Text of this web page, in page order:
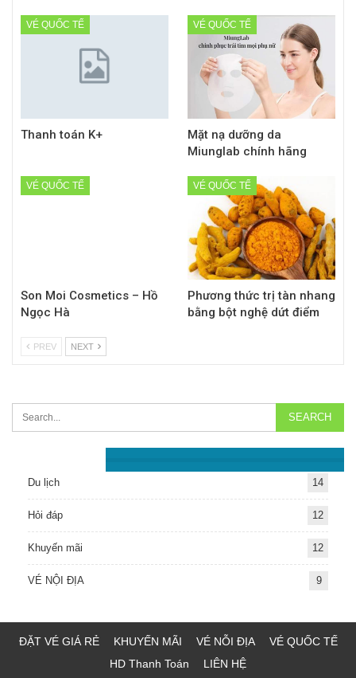
VÉ QUỐC TẾ
Thanh toán K+
VÉ QUỐC TẾ
Mặt nạ dưỡng da
Miunglab chính hãng
VÉ QUỐC TẾ
Son Moi Cosmetics – Hồ
Ngọc Hà
VÉ QUỐC TẾ
Phương thức trị tàn nhang
bằng bột nghệ dứt điểm
PREV NEXT
Du lịch 14
Hỏi đáp 12
Khuyến mãi 12
VÉ NỘI ĐỊA 9
ĐẶT VÉ GIÁ RẺ KHUYẾN MÃI VÉ NỖI ĐỊA
VÉ QUỐC TẾ
HD Thanh Toán
LIÊN HỆ